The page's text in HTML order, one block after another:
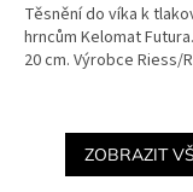
Těsnění do víka k
hrncům Kelomat
20 cm. Výrobce Riess/
ZOBRAZIT